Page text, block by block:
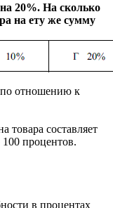
20%. На сколько
на ету же сумму
отношению к
товара составляет
100 процентов.
в процентах